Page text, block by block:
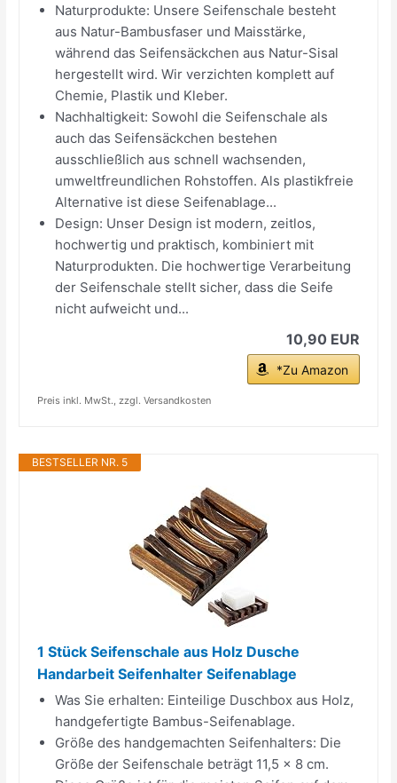
Naturprodukte: Unsere Seifenschale besteht
aus Natur-Bambusfaser und Maisstärke,
während das Seifensäckchen aus Natur-Sisal
hergestellt wird. Wir verzichten komplett auf
Chemie, Plastik und Kleber.
Nachhaltigkeit: Sowohl die Seifenschale als
auch das Seifensäckchen bestehen
ausschließlich aus schnell wachsenden,
umweltfreundlichen Rohstoffen. Als plastikfreie
Alternative ist diese Seifenablage...
Design: Unser Design ist modern, zeitlos,
hochwertig und praktisch, kombiniert mit
Naturprodukten. Die hochwertige Verarbeitung
der Seifenschale stellt sicher, dass die Seife
nicht aufweicht und...
10,90 EUR
*Zu Amazon
Preis inkl. MwSt., zzgl. Versandkosten
BESTSELLER NR. 5
1 Stück Seifenschale aus Holz Dusche
Handarbeit Seifenhalter Seifenablage
Was Sie erhalten: Einteilige Duschbox aus Holz,
handgefertigte Bambus-Seifenablage.
Größe des handgemachten Seifenhalters: Die
Größe der Seifenschale beträgt 11,5 x 8 cm.